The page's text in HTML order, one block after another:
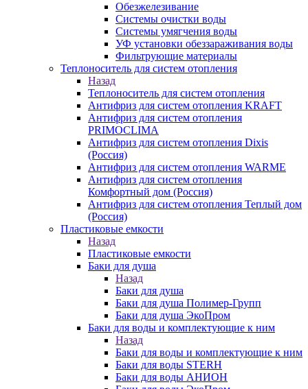
Обезжелезивание
Системы очистки воды
Системы умягчения воды
УФ установки обеззараживания воды
Фильтрующие материалы
Теплоноситель для систем отопления
Назад
Теплоноситель для систем отопления
Антифриз для систем отопления KRAFT
Антифриз для систем отопления
PRIMOCLIMA
Антифриз для систем отопления Dixis
(Россия)
Антифриз для систем отопления WARME
Антифриз для систем отопления
Комфортный дом (Россия)
Антифриз для систем отопления Теплый дом
(Россия)
Пластиковые емкости
Назад
Пластиковые емкости
Баки для душа
Назад
Баки для душа
Баки для душа Полимер-Групп
Баки для душа ЭкоПром
Баки для воды и комплектующие к ним
Назад
Баки для воды и комплектующие к ним
Баки для воды STERH
Баки для воды АНИОН